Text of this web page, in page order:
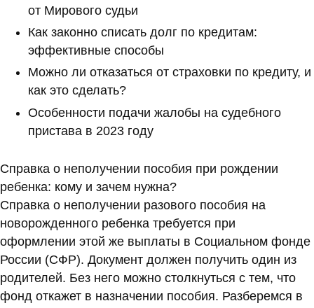
от Мирового судьи
Как законно списать долг по кредитам:
эффективные способы
Можно ли отказаться от страховки по кредиту, и
как это сделать?
Особенности подачи жалобы на судебного
пристава в 2023 году
Справка о неполучении пособия при рождении
ребенка: кому и зачем нужна?
Справка о неполучении разового пособия на
новорожденного ребенка требуется при
оформлении этой же выплаты в Социальном фонде
России (СФР). Документ должен получить один из
родителей. Без него можно столкнуться с тем, что
фонд откажет в назначении пособия. Разберемся в